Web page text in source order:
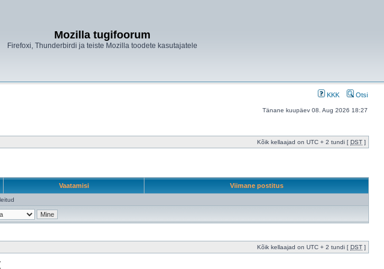
Mozilla tugifoorum
Firefoxi, Thunderbirdi ja teiste Mozilla toodete kasutajatele
KKK Otsi
Tänane kuupäev 08. Aug 2026 18:27
Kõik kellaajad on UTC + 2 tundi [ DST ]
Vaatamisi Viimane postitus
Kõik kellaajad on UTC + 2 tundi [ DST ]